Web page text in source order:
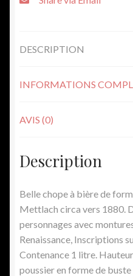
DESCRIPTION
INFORMATIONS
AVIS (0)
Description
Belle chope à bière de
Mettlach circa vers 1880.
personnages avec
Renaissance, Inscriptions
Contenance 1 litre.
poussier en forme de